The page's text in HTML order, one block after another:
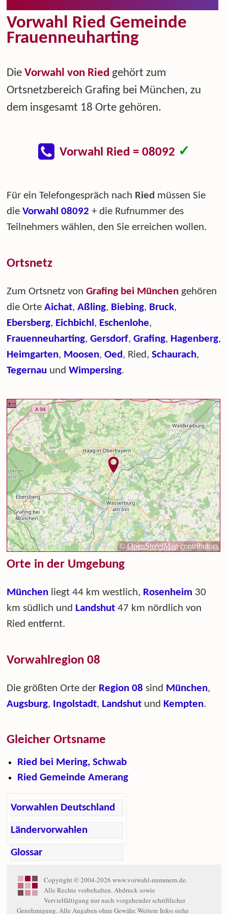
Vorwahl Ried Gemeinde
Frauenneuharting
DieVorwahl von Ried gehört zum
Ortsnetzbereich Grafing bei München, zu
dem insgesamt 18 Orte gehören.
Vorwahl Ried = 08092 ✓
Für ein Telefongespräch nach Ried müssen Sie
dieVorwahl 08092 + die Rufnummer des
Teilnehmers wählen, den Sie erreichen wollen.
Ortsnetz
Zum Ortsnetz vonGrafing bei München gehören
die OrteAichat,Aßling, Biebing, Bruck,
Ebersberg, Eichbichl , Eschenlohe,
Frauenneuharting,Gersdorf,Grafing, Hagenberg,
Heimgarten, Moosen,Oed, Ried,Schaurach,
Tegernau undWimpersing.
Orte in der Umgebung
München liegt 44 km westlich, Rosenheim 30
km südlich und Landshut 47 km nördlich von
Ried entfernt.
Vorwahlregion 08
Die größten Orte der Region 08 sind München,
Augsburg, Ingolstadt, Landshut und Kempten.
Gleicher Ortsname
Ried bei Mering, Schwab
Ried Gemeinde Amerang
Vorwahlen Deutschland
Ländervorwahlen
Glossar
Copyright © 2004-2026 www.vorwahl-nummern.de.
Alle Rechte vorbehalten. Abdruck sowie
Vervielfältigung nur nach vorgehender schriftlicher
Genehmigung. Alle Angaben ohne Gewähr. Weitere Infos siehe